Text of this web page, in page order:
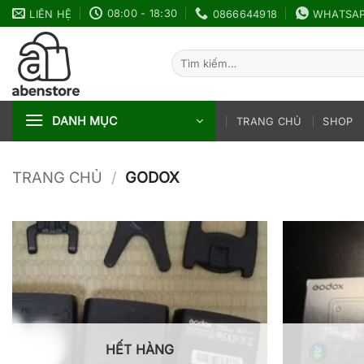
Bỏ
qua
dung
LIÊN HỆ 08:00 - 18:30 0866644918
Tìm
kiếm:
DANH MỤC TRANG CHỦ SHOP
TRANG CHỦ / GODOX
HẾT HÀNG